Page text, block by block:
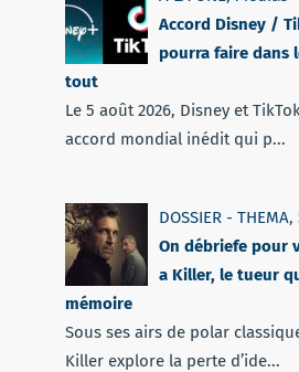
Accord Disney /
pourra faire dans
tout
Le 5 août 2026, Disney et
accord mondial inédit qui p...
DOSSIER - THEMA,
On débriefe pour
a Killer, le tueur
mémoire
Sous ses airs de polar
Killer explore la perte d’ide...